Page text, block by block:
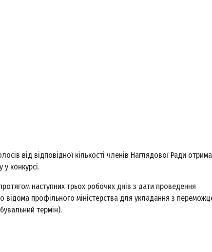
від відповідної кількості членів Наглядової Ради
конкурсі.
наступних трьох робочих днів з дати проведення
відома профільного міністерства для укладання з
термін).